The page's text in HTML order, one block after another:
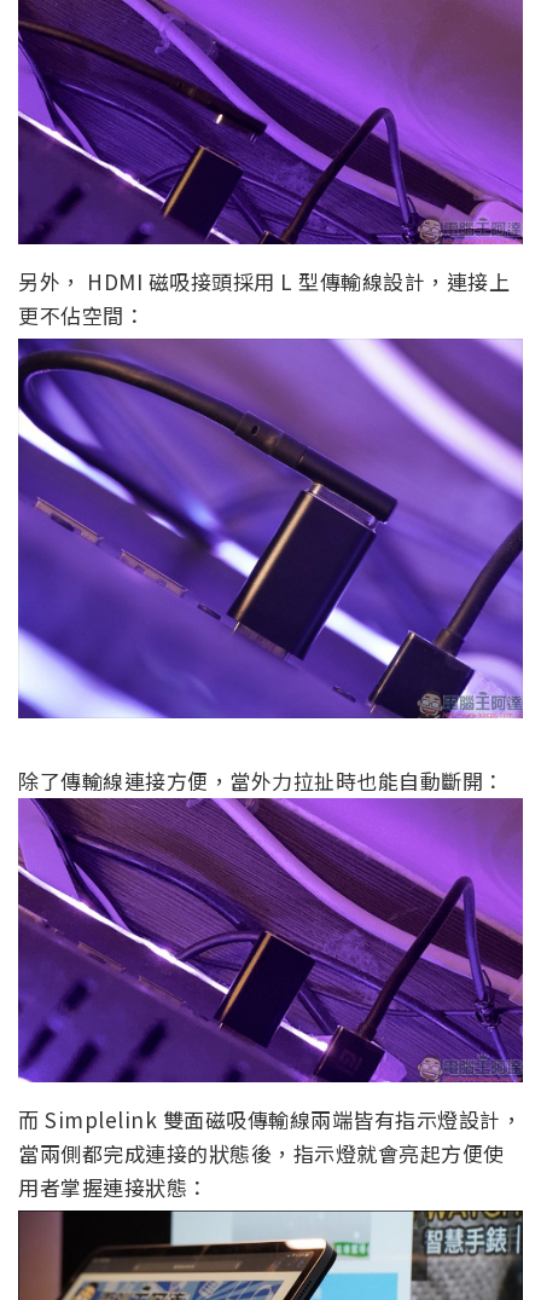
另外， HDMI 磁吸接頭採用 L 型傳輸線設計，連接上
更不佔空間：
除了傳輸線連接方便，當外力拉扯時也能自動斷開：
而 Simplelink 雙面磁吸傳輸線兩端皆有指示燈設計，
當兩側都完成連接的狀態後，指示燈就會亮起方便使
用者掌握連接狀態：